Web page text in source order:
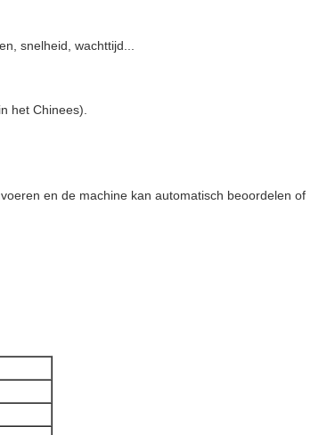
snelheid, wachttijd...
het Chinees).
en de machine kan automatisch beoordelen of